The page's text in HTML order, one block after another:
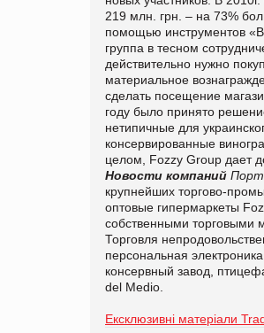
219 млн. грн. – на 73%
помощью инструментов
группа в тесном
действительно нужно
материальное
сделать посещение
году было принято
нетипичные для
консервированные
целом, Fozzy Group дает
Новости компаний
крупнейших торгово-
оптовые гипермаркеты
собственными торговыми
Торговля
персональная
консервный завод,
del Medio.
Ексклюзивні матеріали